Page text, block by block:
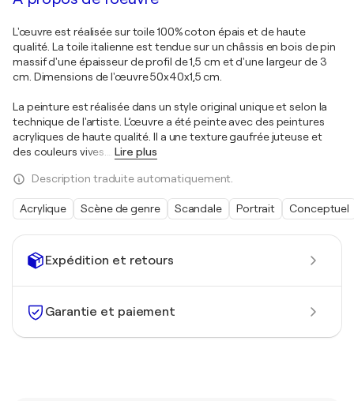
Expédition et retours
Garantie et paiement
L'œuvre est réalisée sur toile 100% coton épais et de haute
qualité. La toile italienne est tendue sur un châssis en bois de pin
massif d'une épaisseur de profil de 1,5 cm et d'une largeur de 3
cm. Dimensions de l'œuvre 50x40x1,5 cm.
La peinture est réalisée dans un style original unique et selon la
technique de l'artiste. L’œuvre a été peinte avec des peintures
acryliques de haute qualité. Il a une texture gaufrée juteuse et
des couleurs vives.… Lire plus
Description traduite automatiquement.
Acrylique Scène de genre Scandale Portrait Conceptuel